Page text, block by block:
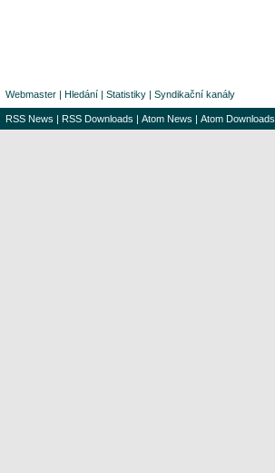
Webmaster | Hledání | Statistiky | Syndikační kanály
RSS News | RSS Downloads | Atom News | Atom Downloads